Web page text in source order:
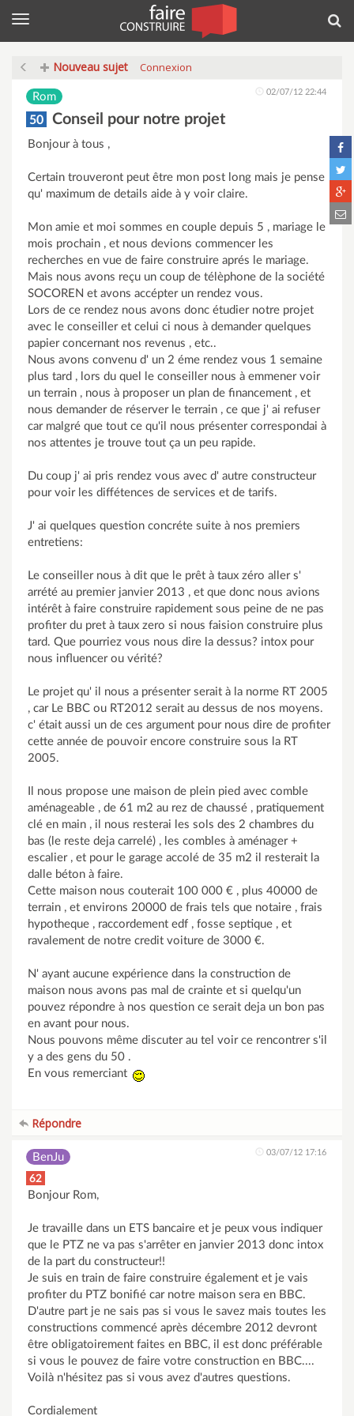
Menu
Nouveau sujet Connexion
Rom 02/07/12 22:44
50 Conseil pour notre projet
Bonjour à tous ,
Certain trouveront peut être mon post long mais je pense
qu' maximum de details aide à y voir claire.
Mon amie et moi sommes en couple depuis 5 , mariage le
mois prochain , et nous devions commencer les
recherches en vue de faire construire aprés le mariage.
Mais nous avons reçu un coup de télèphone de la société
SOCOREN et avons accépter un rendez vous.
Lors de ce rendez nous avons donc étudier notre projet
avec le conseiller et celui ci nous à demander quelques
papier concernant nos revenus , etc..
Nous avons convenu d' un 2 éme rendez vous 1 semaine
plus tard , lors du quel le conseiller nous à emmener voir
un terrain , nous à proposer un plan de financement , et
nous demander de réserver le terrain , ce que j' ai refuser
car malgré que tout ce qu'il nous présenter correspondai à
nos attentes je trouve tout ça un peu rapide.
Du coup j' ai pris rendez vous avec d' autre constructeur
pour voir les diffétences de services et de tarifs.
J' ai quelques question concréte suite à nos premiers
entretiens:
Le conseiller nous à dit que le prêt à taux zéro aller s'
arrété au premier janvier 2013 , et que donc nous avions
intérêt à faire construire rapidement sous peine de ne pas
profiter du pret à taux zero si nous faision construire plus
tard. Que pourriez vous nous dire la dessus? intox pour
nous influencer ou vérité?
Le projet qu' il nous a présenter serait à la norme RT 2005
, car Le BBC ou RT2012 serait au dessus de nos moyens.
c' était aussi un de ces argument pour nous dire de profiter
cette année de pouvoir encore construire sous la RT
2005.
Il nous propose une maison de plein pied avec comble
aménageable , de 61 m2 au rez de chaussé , pratiquement
clé en main , il nous resterai les sols des 2 chambres du
bas (le reste deja carrelé) , les combles à aménager +
escalier , et pour le garage accolé de 35 m2 il resterait la
dalle béton à faire.
Cette maison nous couterait 100 000 € , plus 40000 de
terrain , et environs 20000 de frais tels que notaire , frais
hypotheque , raccordement edf , fosse septique , et
ravalement de notre credit voiture de 3000 €.
N' ayant aucune expérience dans la construction de
maison nous avons pas mal de crainte et si quelqu'un
pouvez répondre à nos question ce serait deja un bon pas
en avant pour nous.
Nous pouvons même discuter au tel voir ce rencontrer s'il
y a des gens du 50 .
En vous remerciant
Répondre
BenJu 03/07/12 17:16
62
Bonjour Rom,
Je travaille dans un ETS bancaire et je peux vous indiquer
que le PTZ ne va pas s'arrêter en janvier 2013 donc intox
de la part du constructeur!!
Je suis en train de faire construire également et je vais
profiter du PTZ bonifié car notre maison sera en BBC.
D'autre part je ne sais pas si vous le savez mais toutes les
constructions commencé après décembre 2012 devront
être obligatoirement faites en BBC, il est donc préférable
si vous le pouvez de faire votre construction en BBC....
Voilà n'hésitez pas si vous avez d'autres questions.
Cordialement